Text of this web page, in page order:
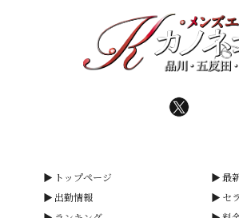
トップページ
最
出勤情報
セ